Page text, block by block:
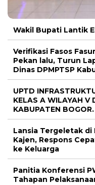
Wakil Bupati Lantik
Verifikasi Fasos
Pekan lalu, Turun
Dinas DPMPTSP
UPTD
KELAS A WILAYAH V
KABUPATEN BOGOR.
Lansia Tergeletak di
Kajen, Respons
ke Keluarga
Panitia Konferensi
Tahapan